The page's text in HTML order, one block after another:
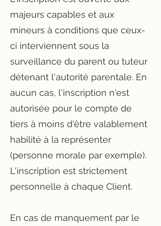
majeurs capables et aux
mineurs à conditions que ceux-
ci interviennent sous la
surveillance du parent ou tuteur
détenant l'autorité parentale. En
aucun cas, l'inscription n'est
autorisée pour le compte de
tiers à moins d'être valablement
habilité à la représenter
(personne morale par exemple).
L'inscription est strictement
personnelle à chaque Client.
En cas de manquement par le